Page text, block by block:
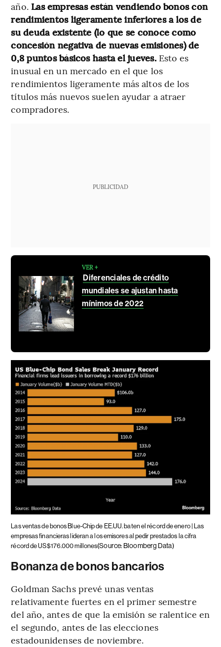
año.Las empresas están vendiendo bonos con
rendimientos ligeramente inferiores a los de
su deuda existente (lo que se conoce como
concesión negativa de nuevas emisiones) de
0,8 puntos básicos hasta el jueves.Esto es
inusual en un mercado en el que los
rendimientos ligeramente más altos de los
títulos más nuevos suelen ayudar a atraer
compradores.
PUBLICIDAD
VER +
Diferenciales de crédito
mundiales se ajustan hasta
mínimos de 2022
Las ventas de bonos Blue-Chip de EE.UU. baten el récord de enero | Las
empresas financieras lideran a los emisores al pedir prestados la cifra
récord de US$176.000 millones(Source: Bloomberg Data)
Bonanza de bonos bancarios
Goldman Sachs prevé unas ventas
relativamente fuertes en el primer semestre
del año, antes de que la emisión se ralentice en
el segundo, antes de las elecciones
estadounidenses de noviembre.